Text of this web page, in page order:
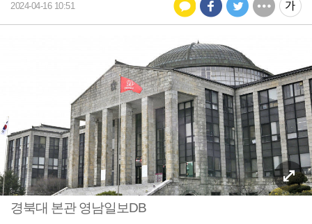
2024-04-16 10:51
경북대 본관 영남일보DB